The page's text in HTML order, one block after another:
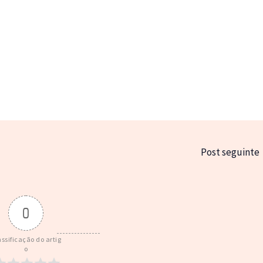
Post seguinte
0
do artig
o